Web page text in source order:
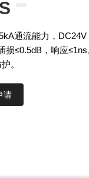
通流能力，
损≤0.5dB，响应
。
请